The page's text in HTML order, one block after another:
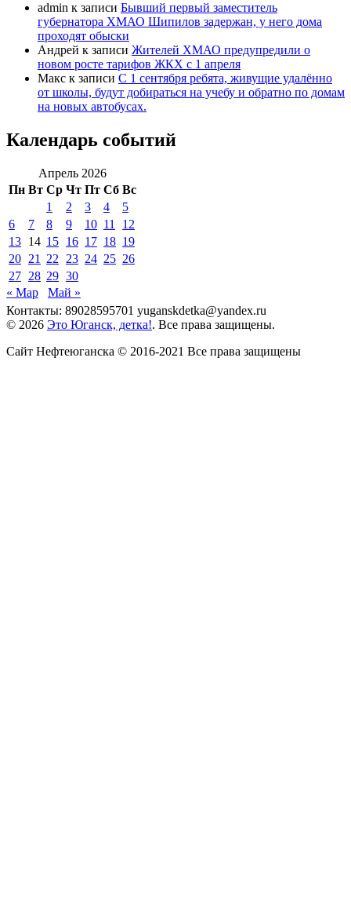
admin к записи Бывший первый заместитель
губернатора ХМАО Шипилов задержан, у него дома
проходят обыски
Андрей к записи Жителей ХМАО предупредили о
новом росте тарифов ЖКХ с 1 апреля
Макс к записи С 1 сентября ребята, живущие удалённо
от школы, будут добираться на учебу и обратно по домам
на новых автобусах.
Календарь событий
Апрель 2026
Пн Вт Ср Чт Пт Сб Вс
1
2 3 4
5
6
7 8 9 10 11
12
13 14 15 16 17 18 19
20 21 22 23 24 25 26
27 28 29 30
« Мар
Май »
Контакты: 89028595701 yuganskdetka@yandex.ru
© 2026 Это Юганск, детка!. Все права защищены.
Сайт Нефтеюганска © 2016-2021 Все права защищены